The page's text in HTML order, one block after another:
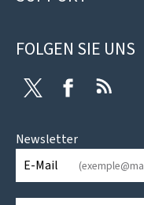
FOLGEN SIE UNS
Twitter Facebook
Newsletter
E-Mail